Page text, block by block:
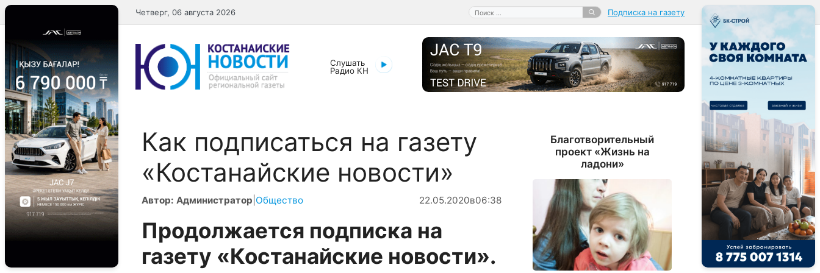
Перейти
к
содержимому
Поиск:
Четверг, 06 августа 2026 Подписка на газету
Слушать
Радио КН
Как подписаться на газету
«Костанайские новости»
Автор: Администратор Общество 22.05.2020в06:38
Продолжается подписка на
газету «Костанайские новости».
Благотворительный
проект «Жизнь на
ладони»